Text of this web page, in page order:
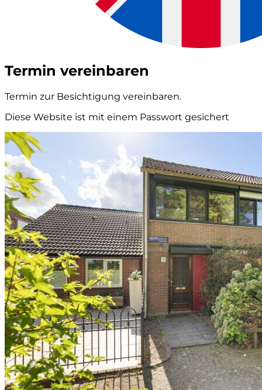
Termin vereinbaren
Termin zur Besichtigung vereinbaren.
Diese Website ist mit einem Passwort gesichert